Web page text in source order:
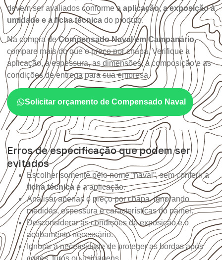
devem ser avaliados conforme a aplicação, a exposição à
umidade e a ficha técnica do produto.
Na compra deCompensado Naval em Campanário,
compare mais do que o preço por chapa. Verifique a
aplicação, a espessura, as dimensões, a composição e as
condições de entrega para sua empresa.
Solicitar orçamento de Compensado Naval
Erros de especificação que podem ser
evitados
Escolher somente pelo nome “naval”, sem conferir a
ficha técnica e a aplicação.
Analisar apenas o preço por chapa, ignorando
medidas, espessura e características do painel.
Desconsiderar as condições de exposição e o
acabamento necessário.
Ignorar a necessidade de proteger as bordas após